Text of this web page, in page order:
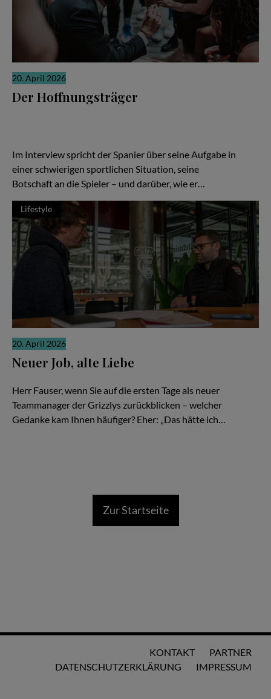
20. April 2026
Der Hoffnungsträger
Im Interview spricht der Spanier über seine Aufgabe in
einer schwierigen sportlichen Situation, seine
Botschaft an die Spieler – und darüber, wie er…
Lifestyle
20. April 2026
Neuer Job, alte Liebe
Herr Fauser, wenn Sie auf die ersten Tage als neuer
Teammanager der Grizzlys zurückblicken – welcher
Gedanke kam Ihnen häufiger? Eher: „Das hätte ich…
Zur Startseite
KONTAKT
PARTNER
DATENSCHUTZERKLÄRUNG
IMPRESSUM